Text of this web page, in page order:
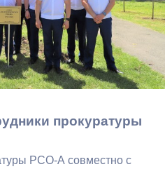
прокуратуры
РСО-А совместно с